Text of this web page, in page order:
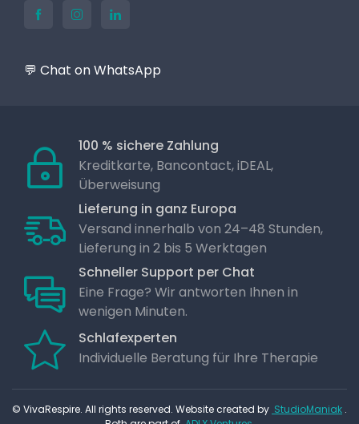
💬 Chat on WhatsApp
100 % sichere Zahlung
Kreditkarte, Bancontact, iDEAL,
Überweisung
Lieferung in ganz Europa
Versand innerhalb von 24–48 Stunden,
Lieferung in 2 bis 5 Werktagen
Schneller Support per Chat
Eine Frage? Wir antworten Ihnen in
wenigen Minuten.
Schlafexperten
Individuelle Beratung für Ihre Therapie
© VivaRespire. All rights reserved. Website created by StudioManiak .